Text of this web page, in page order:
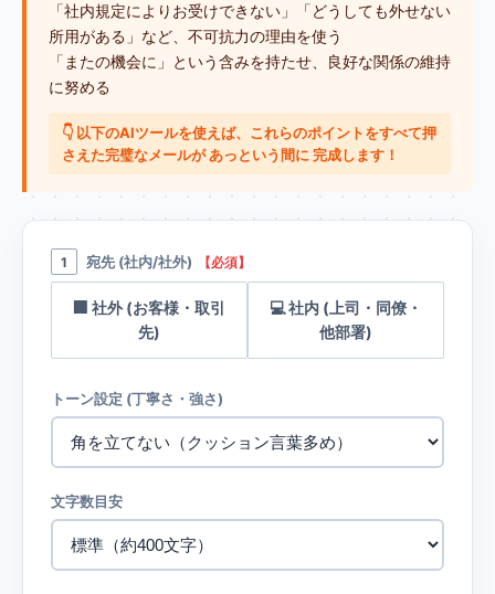
「社内規定によりお受けできない」「どうしても外せない
所用がある」など、不可抗力の理由を使う
「またの機会に」という含みを持たせ、良好な関係の維持
に努める
👇 以下のAIツールを使えば、これらのポイントをすべて押
さえた完璧なメールが あっという間に 完成します！
1 宛先 (社内/社外) 【必須】
🏢 社外 (お客様・取引
先)
💻 社内 (上司・同僚・
他部署)
トーン設定 (丁寧さ・強さ)
文字数目安